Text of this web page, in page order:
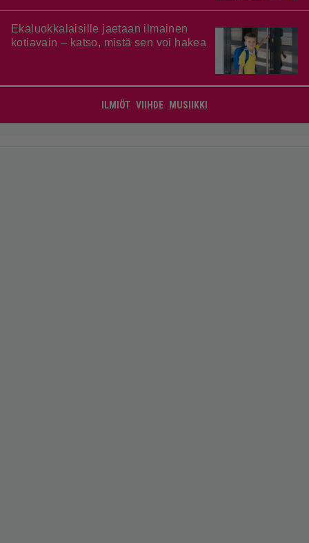
Ekaluokkalaisille jaetaan ilmainen
kotiavain – katso, mistä sen voi hakea
ILMIÖT VIIHDE MUSIIKKI